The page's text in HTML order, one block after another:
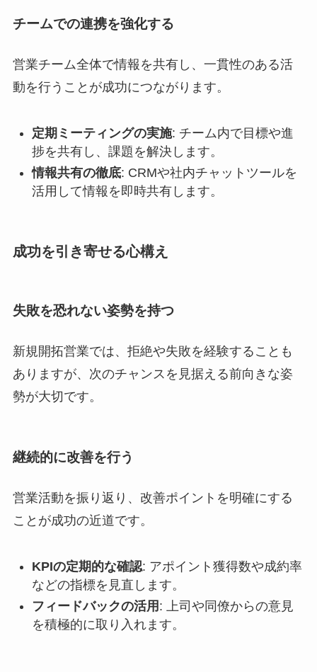
チームでの連携を強化する
営業チーム全体で情報を共有し、一貫性のある活
動を行うことが成功につながります。
定期ミーティングの実施: チーム内で目標や進
捗を共有し、課題を解決します。
情報共有の徹底: CRMや社内チャットツールを
活用して情報を即時共有します。
成功を引き寄せる心構え
失敗を恐れない姿勢を持つ
新規開拓営業では、拒絶や失敗を経験することも
ありますが、次のチャンスを見据える前向きな姿
勢が大切です。
継続的に改善を行う
営業活動を振り返り、改善ポイントを明確にする
ことが成功の近道です。
KPIの定期的な確認: アポイント獲得数や成約率
などの指標を見直します。
フィードバックの活用 : 上司や同僚からの意見
を積極的に取り入れます。